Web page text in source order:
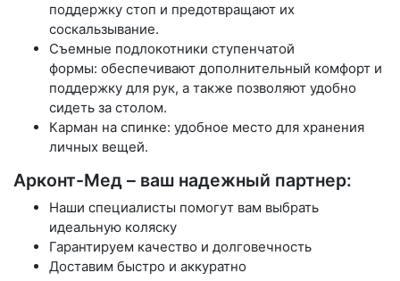
поддержку стоп и предотвращают их
соскальзывание.
Съемные подлокотники ступенчатой
формы: обеспечивают дополнительный комфорт и
поддержку для рук, а также позволяют удобно
сидеть за столом.
Карман на спинке: удобное место для хранения
личных вещей.
Арконт-Мед – ваш надежный партнер:
Наши специалисты помогут вам выбрать
идеальную коляску
Гарантируем качество и долговечность
Доставим быстро и аккуратно